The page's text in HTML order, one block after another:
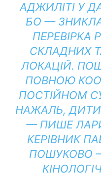
АДЖИЛІТІ У
БО —
ПЕРЕВІРКА
СКЛАДНИХ
ЛОКАЦІЙ.
ПОВНОЮ
ПОСТІЙНОМ
НАЖАЛЬ,
— ПИШЕ
КЕРІВНИК
ПОШУКОВО